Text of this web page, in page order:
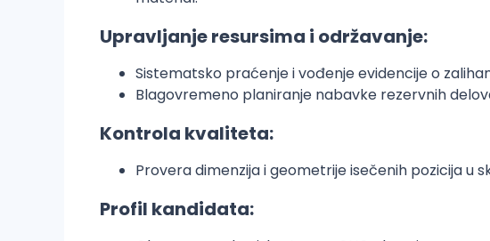
Upravljanje resursima i održavanje:
Sistematsko praćenje i vođenje evidencije o
Blagovremeno planiranje nabavke rezervnih
Kontrola kvaliteta:
Provera dimenzija i geometrije isečenih pozicija
Profil kandidata: